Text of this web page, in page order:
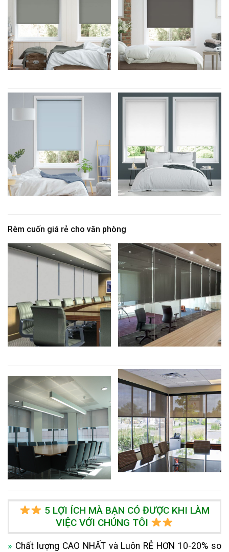
Rèm cuốn giá rẻ cho văn phòng
5 LỢI ÍCH MÀ BẠN CÓ ĐƯỢC KHI LÀM
VIỆC VỚI CHÚNG TÔI
» Chất lượng CAO NHẤT và Luôn RẺ HƠN 10-20% so